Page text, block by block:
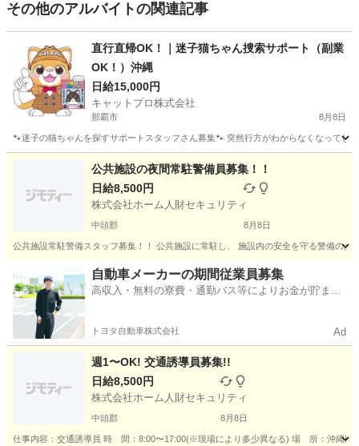
その他のアルバイトの関連記事
直行直帰OK！｜迷子猫ちゃん捜索サポート（副業
OK！）沖縄
日給15,000円
キャットプロ株式会社
那覇市 8月8日
🐾迷子の猫ちゃんを探すサポートスタッフさん募集🐾 突然行方がわからなくなって
その他 スタッフ
公共施設の夜間常駐警備員募集！！
日給8,500円
株式会社ホーム人財セキュリティ
中頭郡 8月8日
公共施設常駐警備スタッフ募集！！ 公共施設に常駐し、 施設内の安全を守る警備の
その他 シニア
自動車メーカーの期間従業員募集
高収入・無料の寮費・通勤バス等によりお金が貯まり
トヨタ自動車株式会社 Ad
週1〜OK! 交通誘導員募集!!
日給8,500円
株式会社ホーム人財セキュリティ
中頭郡 8月8日
仕事内容：交通誘導員 時 間：8:00〜17:00(※現場により多少異なる) 場 所：沖縄県